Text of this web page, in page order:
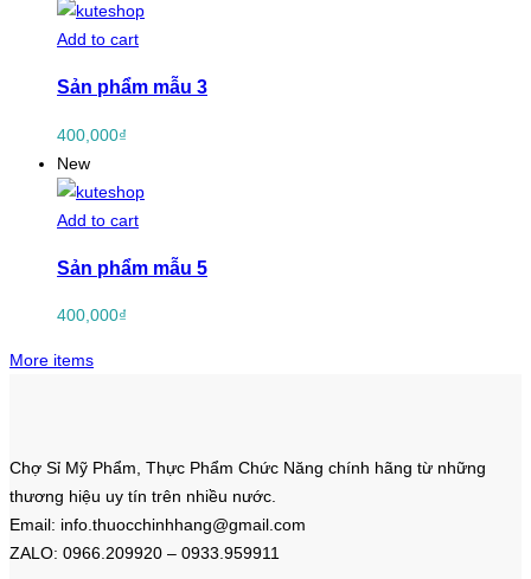
Add to cart
Sản phẩm mẫu 3
400,000₫
New
Add to cart
Sản phẩm mẫu 5
400,000₫
More items
Chợ Sỉ Mỹ Phẩm, Thực Phẩm Chức Năng chính hãng từ những
thương hiệu uy tín trên nhiều nước.
Email: info.thuocchinhhang@gmail.com
ZALO: 0966.209920 – 0933.959911